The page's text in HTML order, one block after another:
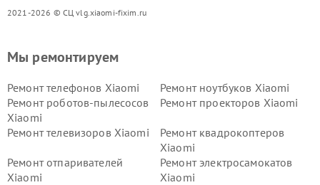
2021-2026 © СЦ vlg.xiaomi-fixim.ru
Мы ремонтируем
Ремонт телефонов Xiaomi
Ремонт ноутбуков Xiaomi
Ремонт роботов-пылесосов
Xiaomi
Ремонт проекторов Xiaomi
Ремонт телевизоров Xiaomi
Ремонт квадрокоптеров
Xiaomi
Ремонт отпаривателей
Xiaomi
Ремонт электросамокатов
Xiaomi